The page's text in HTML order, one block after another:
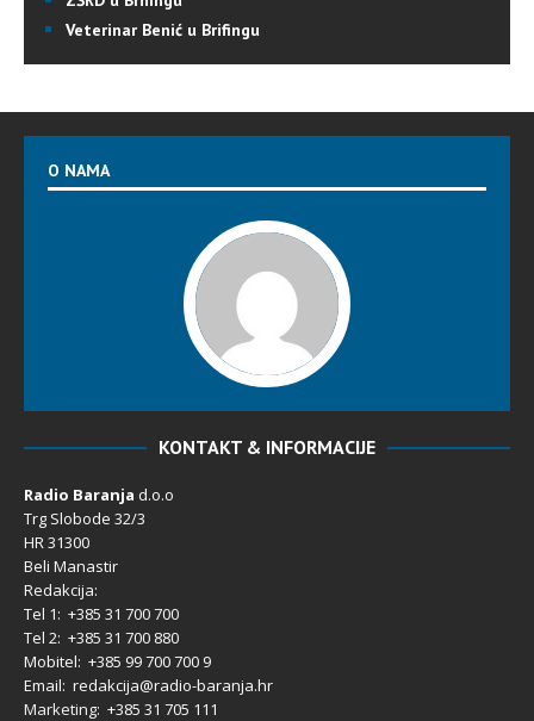
Veterinar Benić u Brifingu
O NAMA
KONTAKT & INFORMACIJE
Radio Baranja d.o.o
Trg Slobode 32/3
HR 31300
Beli Manastir
Redakcija:
Tel 1: +385 31 700 700
Tel 2: +385 31 700 880
Mobitel: +385 99 700 700 9
Email: redakcija@radio-baranja.hr
Marketing: +385 31 705 111